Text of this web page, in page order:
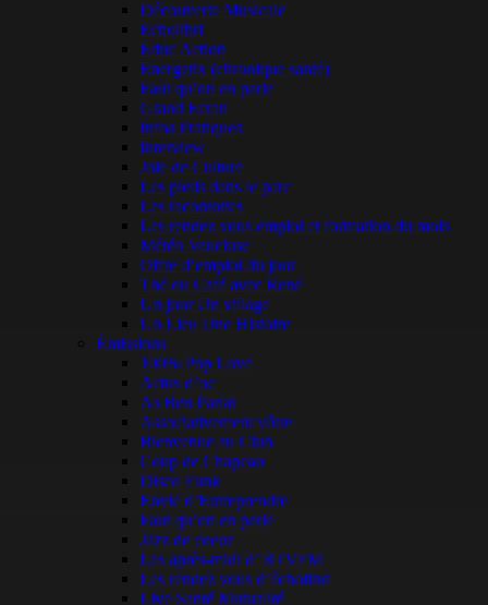
Découverte Musicale
Echolibri
Educ Action
Energetix (chronique santé)
Faut qu’on en parle
Grand Ecran
Infos Pratiques
Interview
Joie de Culture
Les pieds dans le parc
Les racontottes
Les rendez vous emploi et formation du mois
Météo Vaucluse
Offre d’emploi du jour
Thé ou Café avec René
Un jour Un village
Un Lieu Une Histoire
Émissions
100% Pop Love
Actus d’oc
As Ben Parlat
Associativement vôtre
Bienvenue au Club
Coup de Chapeau
Disco Funk
Envie d’Entreprendre
Faut qu’on en parle
Jazz de coeur
Les après-midi d’ RTVFM
Les rendez vous d’écholibri
Live Santé Mutualité